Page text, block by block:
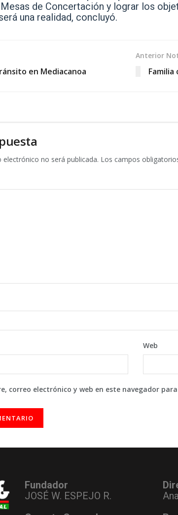
de Concertación y lograr los
una realidad, concluyó.
en Mediacanoa
Anterior
no será publicada. Los campos
Web
correo electrónico y web en este navegador
Fundador
JOSÉ W. ESPEJO R.